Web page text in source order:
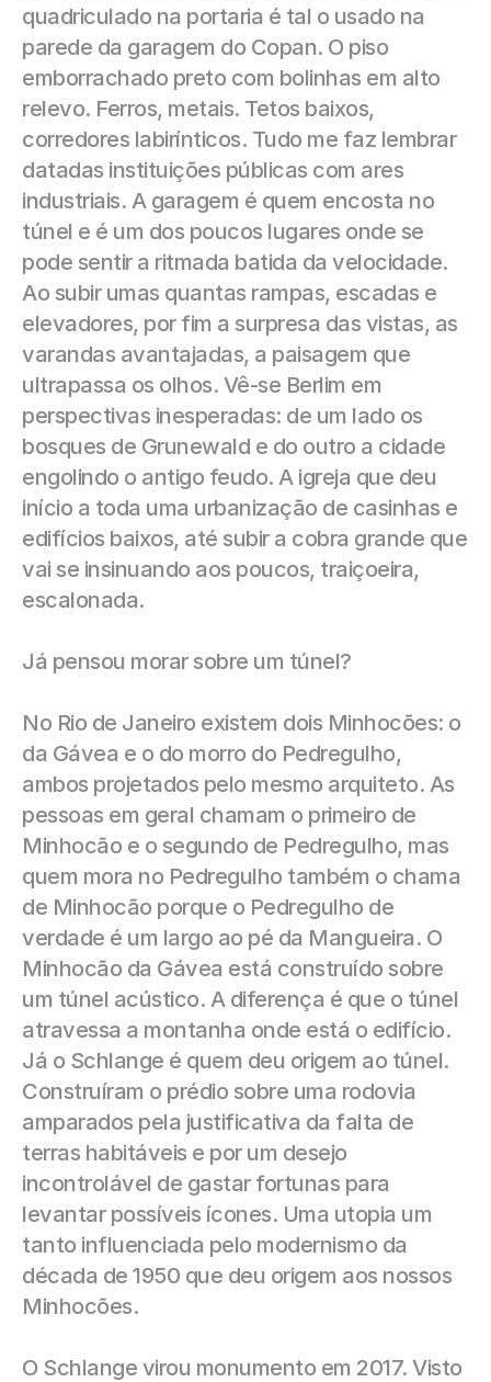
quadriculado na portaria é tal o usado na
parede da garagem do Copan. O piso
emborrachado preto com bolinhas em alto
relevo. Ferros, metais. Tetos baixos,
corredores labirínticos. Tudo me faz lembrar
datadas instituições públicas com ares
industriais. A garagem é quem encosta no
túnel e é um dos poucos lugares onde se
pode sentir a ritmada batida da velocidade.
Ao subir umas quantas rampas, escadas e
elevadores, por fim a surpresa das vistas, as
varandas avantajadas, a paisagem que
ultrapassa os olhos. Vê-se Berlim em
perspectivas inesperadas: de um lado os
bosques de Grunewald e do outro a cidade
engolindo o antigo feudo. A igreja que deu
início a toda uma urbanização de casinhas e
edifícios baixos, até subir a cobra grande que
vai se insinuando aos poucos, traiçoeira,
escalonada.
Já pensou morar sobre um túnel?
No Rio de Janeiro existem dois Minhocões: o
da Gávea e o do morro do Pedregulho,
ambos projetados pelo mesmo arquiteto. As
pessoas em geral chamam o primeiro de
Minhocão e o segundo de Pedregulho, mas
quem mora no Pedregulho também o chama
de Minhocão porque o Pedregulho de
verdade é um largo ao pé da Mangueira. O
Minhocão da Gávea está construído sobre
um túnel acústico. A diferença é que o túnel
atravessa a montanha onde está o edifício.
Já o Schlange é quem deu origem ao túnel.
Construíram o prédio sobre uma rodovia
amparados pela justificativa da falta de
terras habitáveis e por um desejo
incontrolável de gastar fortunas para
levantar possíveis ícones. Uma utopia um
tanto influenciada pelo modernismo da
década de 1950 que deu origem aos nossos
Minhocões.
O Schlange virou monumento em 2017. Visto